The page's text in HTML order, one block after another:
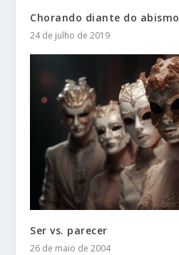
Chorando diante do abismo
24 de julho de 2019
Ser vs. parecer
26 de maio de 2004